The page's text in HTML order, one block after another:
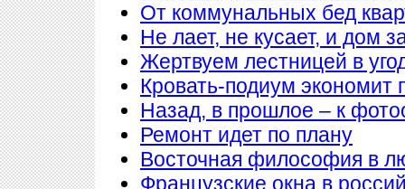
От коммунальных бед
Не лает, не кусает, и дом
Жертвуем лестницей в
Кровать-подиум экономит
Назад, в прошлое – к
Ремонт идет по плану
Восточная философия в
Французские окна в